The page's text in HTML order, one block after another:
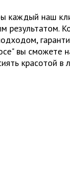
каждый наш
результатом.
вы сможете
красотой